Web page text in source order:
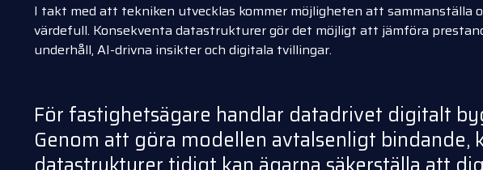
I takt med att tekniken utvecklas kommer möjligheten att sammanställa
värdefull. Konsekventa datastrukturer gör det möjligt att jämföra
underhåll, AI-drivna insikter och digitala tvillingar.
För fastighetsägare handlar datadrivet digitalt
Genom att göra modellen avtalsenligt